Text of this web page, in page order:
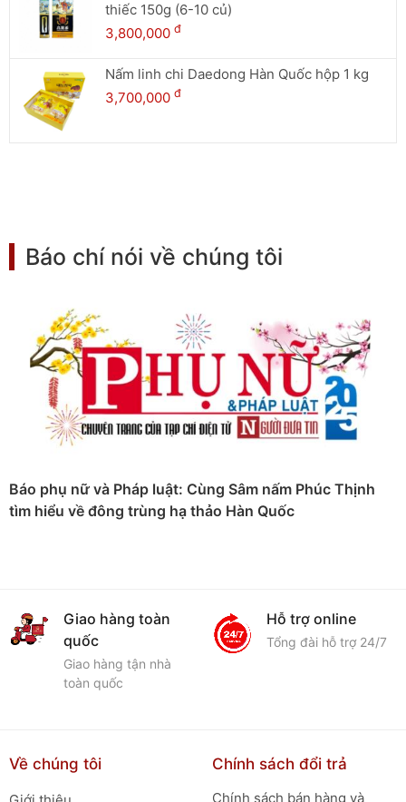
thiếc 150g (6-10 củ)
3,800,000 đ
Nấm linh chi Daedong Hàn Quốc hộp 1 kg
3,700,000 đ
Báo chí nói về chúng tôi
Báo CafeF: Văn hóa tặng quà Tết Nguyên Đán - Gợi ý từ
Sâm Nấm Phúc Thịnh
Hỗ trợ online
Tổng đài hỗ trợ 24/7
Mua hàng tiết
kiệm
Về chúng tôi Chính sách đổi trả
Chính sách bán hàng và